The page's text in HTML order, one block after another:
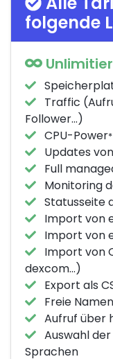
folgende
Traffic
Follower...)
CPU-Power*
Updates
Full
Monitoring
Statusseite
Import von
Import von
Import von
dexcom...)
Export als
Freie
Aufruf über
Auswahl
Sprachen